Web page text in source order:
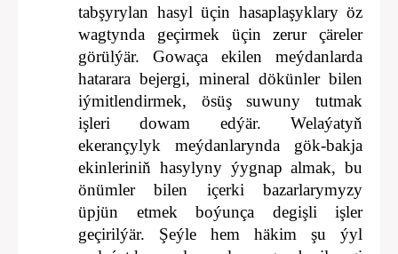
tabşyrylan hasyl üçin hasaplaşyklary öz
wagtynda geçirmek üçin zerur çäreler
görülýär. Gowaça ekilen meýdanlarda
hatarara bejergi, mineral dökünler bilen
iýmitlendirmek, ösüş suwuny tutmak
işleri dowam edýär. Welaýatyň
ekerançylyk meýdanlarynda gök-bakja
ekinleriniň hasylyny ýygnap almak, bu
önümler bilen içerki bazarlarymyzy
üpjün etmek boýunça degişli işler
geçirilýär. Şeýle hem häkim şu ýyl